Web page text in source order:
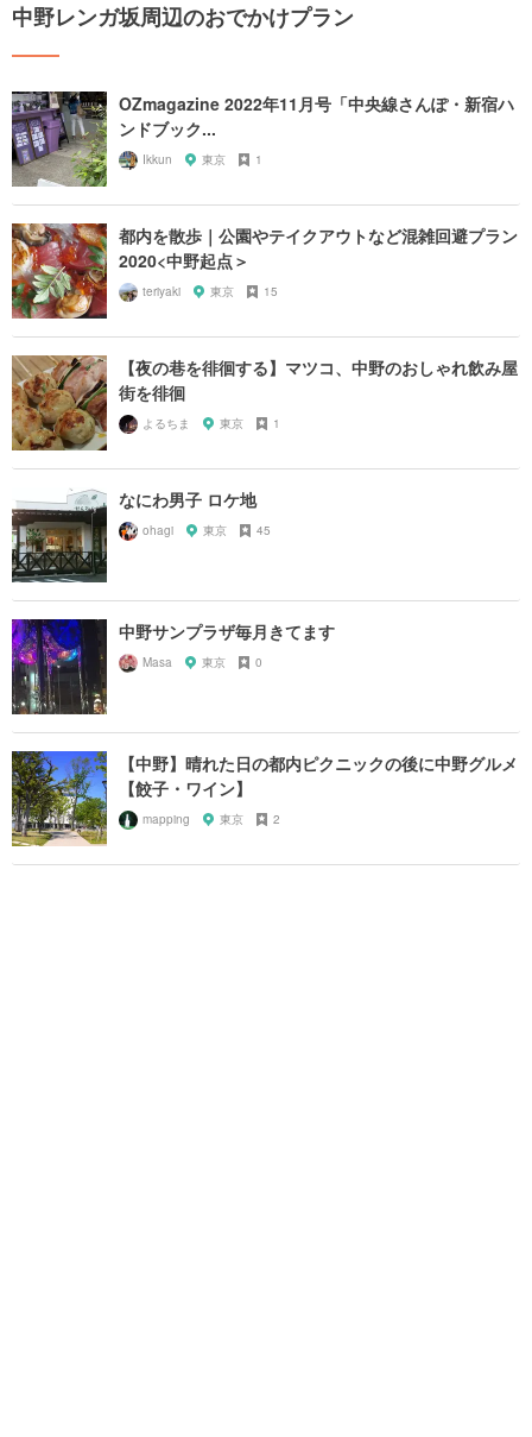
中野レンガ坂周辺のおでかけプラン
OZmagazine 2022年11月号「中央線さんぽ・新宿ハ
ンドブック...
Ikkun 東京 1
都内を散歩｜公園やテイクアウトなど混雑回避プラン
2020<中野起点＞
teriyaki 東京 15
【夜の巷を徘徊する】マツコ、中野のおしゃれ飲み屋
街を徘徊
よるちま 東京 1
なにわ男子 ロケ地
ohagi 東京 45
中野サンプラザ毎月きてます
Masa 東京 0
【中野】晴れた日の都内ピクニックの後に中野グルメ
【餃子・ワイン】
mapping 東京 2